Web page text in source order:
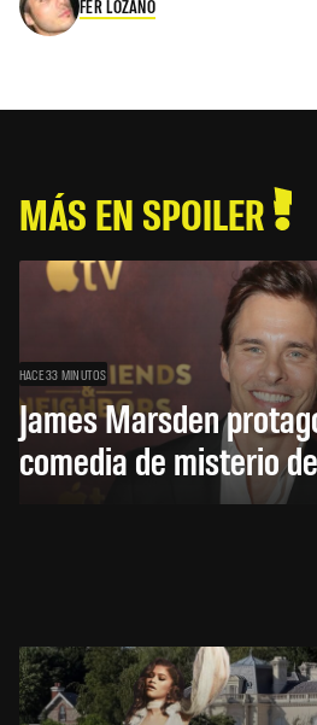
FER LOZANO
MÁS EN SPOILER
HACE 33 MINUTOS
James Marsden
comedia de misterio